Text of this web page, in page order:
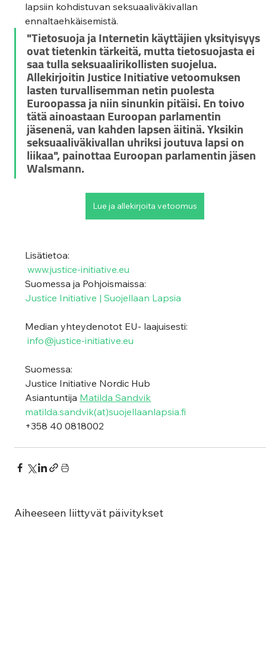
lapsiin kohdistuvan seksuaaliväkivallan
ennaltaehkäisemistä.
"Tietosuoja ja Internetin käyttäjien yksityisyys
ovat tietenkin tärkeitä, mutta tietosuojasta ei
saa tulla seksuaalirikollisten suojelua.
Allekirjoitin Justice Initiative vetoomuksen
lasten turvallisemman netin puolesta
Euroopassa ja niin sinunkin pitäisi. En toivo
tätä ainoastaan Euroopan parlamentin
jäsenenä, van kahden lapsen äitinä. Yksikin
seksuaaliväkivallan uhriksi joutuva lapsi on
liikaa", painottaa Euroopan parlamentin jäsen
Walsmann.
Lue ja allekirjoita vetoomus
Lisätietoa:
www.justice-initiative.eu
Suomessa ja Pohjoismaissa:
Justice Initiative | Suojellaan Lapsia
Median yhteydenotot EU- laajuisesti:
info@justice-initiative.eu
Suomessa:
Justice Initiative Nordic Hub
Asiantuntija Matilda Sandvik
matilda.sandvik(at)suojellaanlapsia.fi
+358 40 0818002
Aiheeseen liittyvät päivitykset